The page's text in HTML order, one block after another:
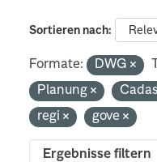
Sortieren nach
Formate: DWG
Planung
regi
gove
Ergebnisse filtern